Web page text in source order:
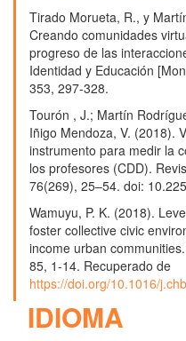
Tirado Morueta, R., y
Creando comunidades
progreso de las
Identidad y Educación
353, 297-328.
Tourón , J.; Martín
Iñigo Mendoza, V. (2018).
instrumento para medir la
los profesores (CDD).
76(269), 25–54. doi:
Wamuyu, P. K. (2018).
foster collective civic
income urban
85, 1-14. Recuperado de
https://doi.org/10.1016/
IDIOMA